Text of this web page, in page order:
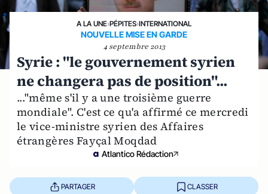
A LA UNE›PÉPITES›INTERNATIONAL
NOUVELLE MISE EN GARDE
4 septembre 2013
Syrie : "le gouvernement syrien
ne changera pas de position"...
..."même s'il y a une troisième guerre
mondiale". C'est ce qu'a affirmé ce mercredi
le vice-ministre syrien des Affaires
étrangères Fayçal Moqdad
Atlantico Rédaction
PARTAGER CLASSER